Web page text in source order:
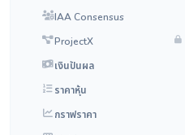
IAA Consensus
ProjectX
เงินปันผล
ราคาหุ้น
กราฟราคา